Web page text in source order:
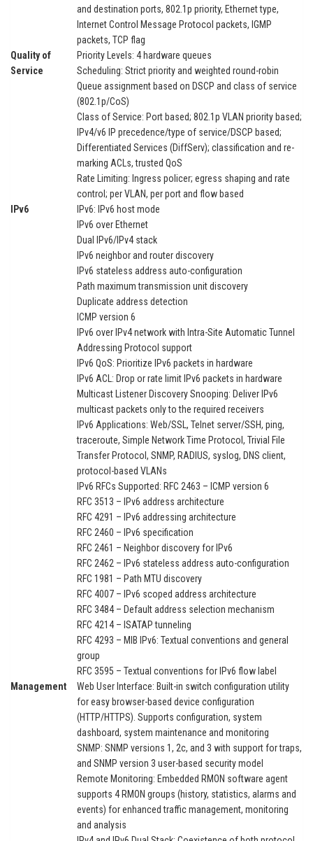
and destination ports, 802.1p priority, Ethernet type,
Internet Control Message Protocol packets, IGMP
packets, TCP flag
Quality of
Service
Priority Levels: 4 hardware queues
Scheduling: Strict priority and weighted round-robin
Queue assignment based on DSCP and class of service
(802.1p/CoS)
Class of Service: Port based; 802.1p VLAN priority based;
IPv4/v6 IP precedence/type of service/DSCP based;
Differentiated Services (DiffServ); classification and re-
marking ACLs, trusted QoS
Rate Limiting: Ingress policer; egress shaping and rate
control; per VLAN, per port and flow based
IPv6
IPv6: IPv6 host mode
IPv6 over Ethernet
Dual IPv6/IPv4 stack
IPv6 neighbor and router discovery
IPv6 stateless address auto-configuration
Path maximum transmission unit discovery
Duplicate address detection
ICMP version 6
IPv6 over IPv4 network with Intra-Site Automatic Tunnel
Addressing Protocol support
IPv6 QoS: Prioritize IPv6 packets in hardware
IPv6 ACL: Drop or rate limit IPv6 packets in hardware
Multicast Listener Discovery Snooping: Deliver IPv6
multicast packets only to the required receivers
IPv6 Applications: Web/SSL, Telnet server/SSH, ping,
traceroute, Simple Network Time Protocol, Trivial File
Transfer Protocol, SNMP, RADIUS, syslog, DNS client,
protocol-based VLANs
IPv6 RFCs Supported: RFC 2463 – ICMP version 6
RFC 3513 – IPv6 address architecture
RFC 4291 – IPv6 addressing architecture
RFC 2460 – IPv6 specification
RFC 2461 – Neighbor discovery for IPv6
RFC 2462 – IPv6 stateless address auto-configuration
RFC 1981 – Path MTU discovery
RFC 4007 – IPv6 scoped address architecture
RFC 3484 – Default address selection mechanism
RFC 4214 – ISATAP tunneling
RFC 4293 – MIB IPv6: Textual conventions and general
group
RFC 3595 – Textual conventions for IPv6 flow label
Management
Web User Interface: Built-in switch configuration utility
for easy browser-based device configuration
(HTTP/HTTPS). Supports configuration, system
dashboard, system maintenance and monitoring
SNMP: SNMP versions 1, 2c, and 3 with support for traps,
and SNMP version 3 user-based security model
Remote Monitoring: Embedded RMON software agent
supports 4 RMON groups (history, statistics, alarms and
events) for enhanced traffic management, monitoring
and analysis